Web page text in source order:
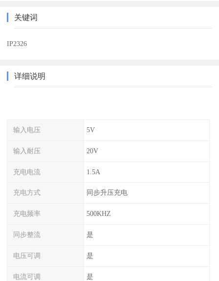
关键词
IP2326
详细说明
输入电压 5V
输入耐压 20V
充电电流 1.5A
充电方式 同步升压充电
充电频率 500KHZ
同步整流 是
电压可调 是
电流可调 是